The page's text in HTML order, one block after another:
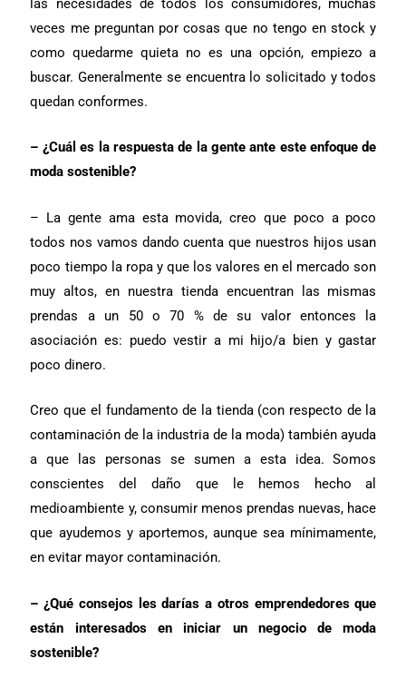
las necesidades de todos los consumidores, muchas
veces me preguntan por cosas que no tengo en stock y
como quedarme quieta no es una opción, empiezo a
buscar. Generalmente se encuentra lo solicitado y todos
quedan conformes.
– ¿Cuál es la respuesta de la gente ante este enfoque de
moda sostenible?
– La gente ama esta movida, creo que poco a poco
todos nos vamos dando cuenta que nuestros hijos usan
poco tiempo la ropa y que los valores en el mercado son
muy altos, en nuestra tienda encuentran las mismas
prendas a un 50 o 70 % de su valor entonces la
asociación es: puedo vestir a mi hijo/a bien y gastar
poco dinero.
Creo que el fundamento de la tienda (con respecto de la
contaminación de la industria de la moda) también ayuda
a que las personas se sumen a esta idea. Somos
conscientes del daño que le hemos hecho al
medioambiente y, consumir menos prendas nuevas, hace
que ayudemos y aportemos, aunque sea mínimamente,
en evitar mayor contaminación.
– ¿Qué consejos les darías a otros emprendedores que
están interesados en iniciar un negocio de moda
sostenible?